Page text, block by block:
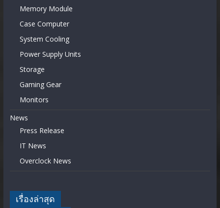
Memory Module
Case Computer
System Cooling
Power Supply Units
Storage
Gaming Gear
Monitors
News
Press Release
IT News
Overclock News
เรื่องล่าสุด